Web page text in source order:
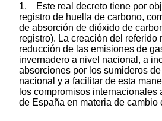
1. Este real decreto tiene por
registro de huella de carbono,
de absorción de dióxido de
registro). La creación del referido
reducción de las emisiones de
invernadero a nivel nacional, a
absorciones por los sumideros
nacional y a facilitar de esta
los compromisos internacionales
de España en materia de cambio